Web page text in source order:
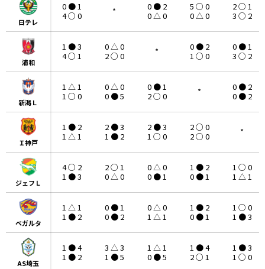
日テレ
0 ● 1
4 ○ 0
*
0 ● 2
0 △ 0
5 ○ 0
0 △ 0
2 ○ 1
3 ○ 2
浦和
1 ● 3
4 ○ 1
0 △ 0
2 ○ 0
*
0 ● 2
1 ○ 0
0 ● 1
3 ○ 2
新潟Ｌ
1 △ 1
1 ○ 0
0 △ 0
0 ● 5
0 ● 1
2 ○ 0
*
0 ● 2
0 ● 2
Ｉ神戸
1 ● 2
1 △ 1
2 ● 3
1 ● 2
2 ● 3
1 ○ 0
2 ○ 0
2 ○ 0
*
ジェフＬ
4 ○ 2
1 ● 3
2 ○ 1
0 △ 0
0 △ 0
0 ● 1
1 ● 2
0 ● 1
1 ○ 0
1 △ 1
ベガルタ
1 △ 1
1 ● 2
0 ● 1
0 ● 2
0 △ 0
1 △ 1
1 ● 2
0 ● 1
1 ○ 0
1 ● 3
AS埼玉
1 ● 4
1 ● 2
3 △ 3
1 ● 5
1 △ 1
0 ● 5
1 ● 4
2 ○ 1
1 ● 3
1 ○ 0
日テレ
浦和
新潟Ｌ
Ｉ神戸
ジェフＬ
ベガルタ
AS埼玉